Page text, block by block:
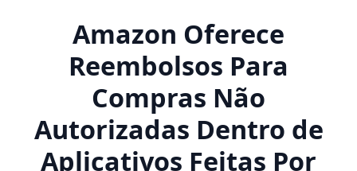
Amazon Oferece
Reembolsos Para
Compras Não
Autorizadas Dentro de
Aplicativos Feitas Por